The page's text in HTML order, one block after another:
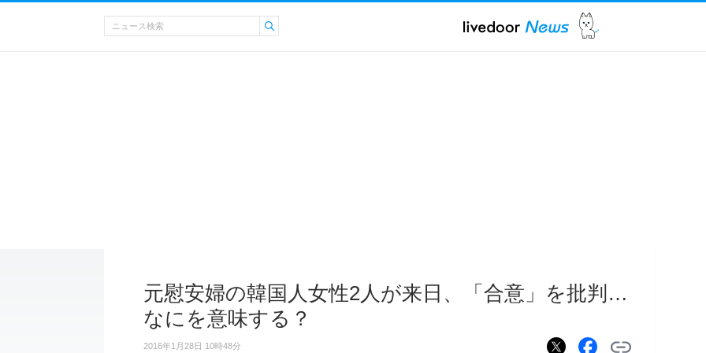
元慰安婦の韓国人女性2人が来日、「合意」を批判…
なにを意味する？
2016年1月28日 10時48分